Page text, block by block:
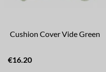
Cushion Cover Vide Green
€16.20